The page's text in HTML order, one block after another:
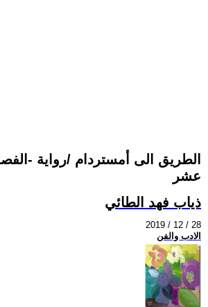
الطريق الى أمستردام /رواية -
عشر
ذياب فهد الطائي
2019 / 12 / 28
الادب والفن